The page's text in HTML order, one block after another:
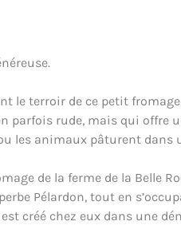
le terroir de ce petit
parfois rude, mais qui offre
les animaux pâturent dans
de la ferme de la Belle
Pélardon, tout en
créé chez eux dans une